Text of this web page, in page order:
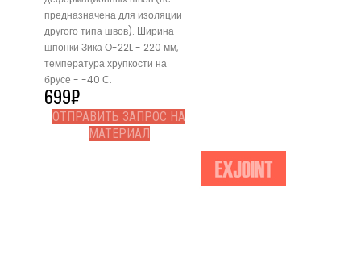
предназначена для изоляции
другого типа швов). Ширина
шпонки Зика О-22L - 220 мм,
температура хрупкости на
брусе - -40 С.
699₽
ОТПРАВИТЬ ЗАПРОС НА
МАТЕРИАЛ